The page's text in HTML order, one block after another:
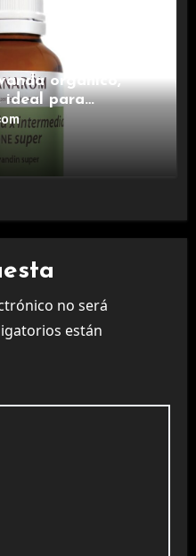
orgánico,
ideal para
no será
están